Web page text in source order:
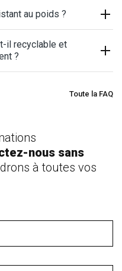
au poids ?
il recyclable et
?
Toute la FAQ
nous sans
à toutes vos